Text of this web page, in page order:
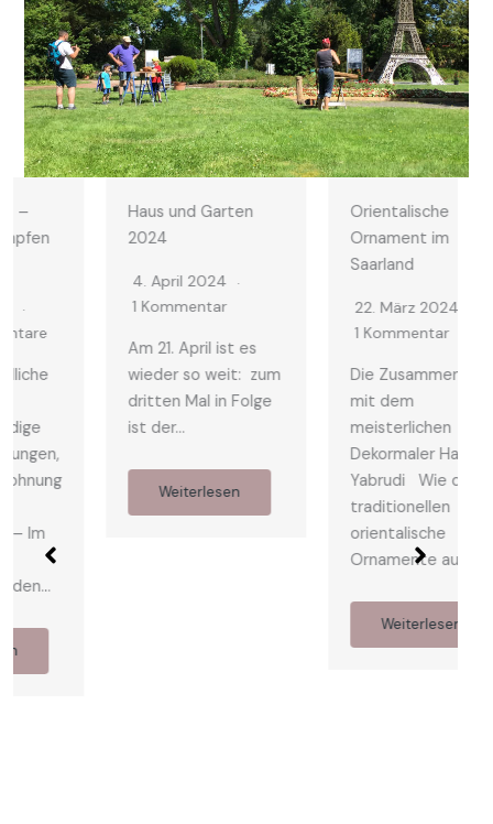
Haus und Garten
2024
4. April 2024
1 Kommentar
Am 21. April ist es
wieder so weit: zum
dritten Mal in Folge
Weiterlesen
Orientalische
Ornament im
22. März 2024
1 Kommentar
Die Zusammenarbeit
mit dem
meisterlichen
Dekormaler Hany
Yabrudi Wie die
traditionellen
orientalische
Ornamente aus…
Weiterlesen